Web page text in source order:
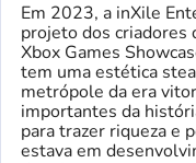
Em 2023, a inXile
projeto dos criadores
Xbox Games
tem uma estética
metrópole da era
importantes da
para trazer riqueza e
estava em